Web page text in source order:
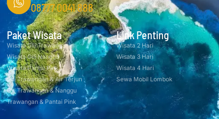
08777 0041 888
Paket Wisata
Wisata Gili Trawangan
Wisata Gili Nanggu
Wisata Pantai Pink
Gili Trawangan & Air Terjun
Gili Trawangan & Nanggu
Trawangan & Pantai Pink
Link Penting
Wisata 2 Hari
Wisata 3 Hari
Wisata 4 Hari
Sewa Mobil Lombok